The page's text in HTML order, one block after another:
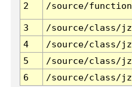
2 /source/
3 /source/class/
4
/source/class/
5
/source/class/
6
/source/class/